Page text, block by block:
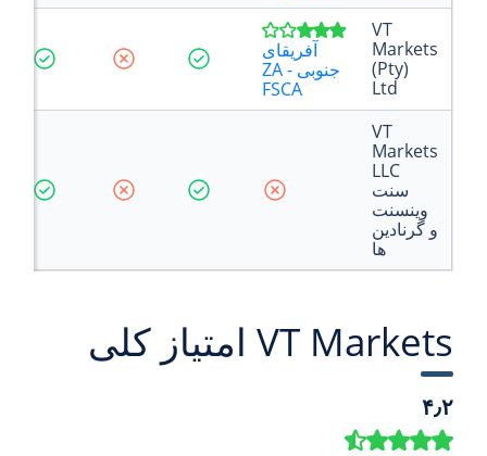
VT
Markets
(Pty)
Ltd
آفریقای
جنوبی - ZA
FSCA
VT
Markets
LLC
سنت
وینسنت
و گرنادین
ها
VT Markets امتیاز کلی
۴٫۲